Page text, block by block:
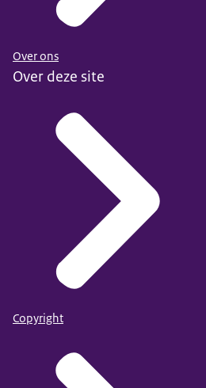
Over ons
Over deze site
Copyright